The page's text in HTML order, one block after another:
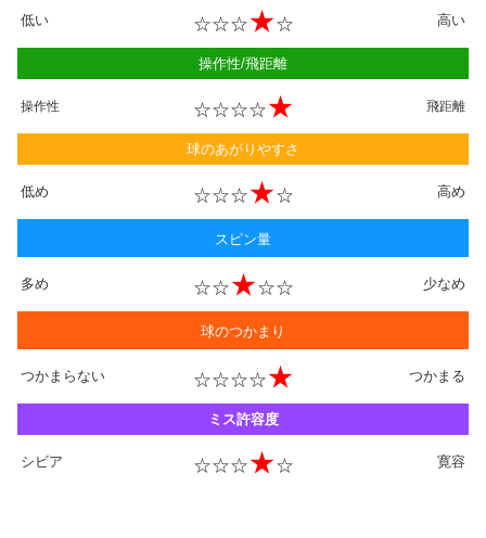
低い ☆☆☆★☆ 高い
操作性/飛距離
操作性 ☆☆☆☆★ 飛距離
球のあがりやすさ
低め ☆☆☆★☆ 高め
スピン量
多め ☆☆★☆☆ 少なめ
球のつかまり
つかまらない ☆☆☆☆★ つかまる
ミス許容度
シビア ☆☆☆★☆ 寛容